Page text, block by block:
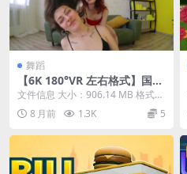
舞蹈
【6K 180°VR 左右格式】国外
热舞（二）
文件信息 大小：906.14 MB 格式：
mp4（180°3D左右格式） 时长：...
8 月前 1.3K 5